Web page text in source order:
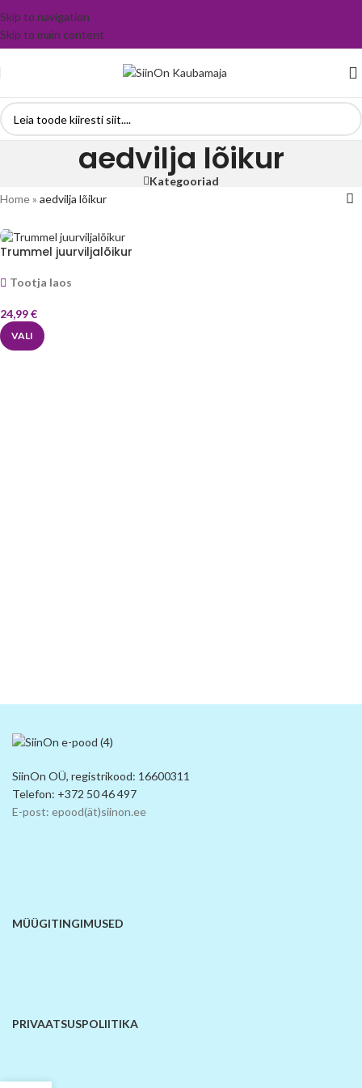
Skip to navigation
Skip to main content
aedvilja lõikur
Kategooriad
Home» aedvilja lõikur
Trummel juurviljalõikur
Tootja laos
24,99€
VALI
SiinOn OÜ, registrikood: 16600311
Telefon: +372 50 46 497
E-post: epood(ät)siinon.ee
MÜÜGITINGIMUSED
PRIVAATSUSPOLIITIKA